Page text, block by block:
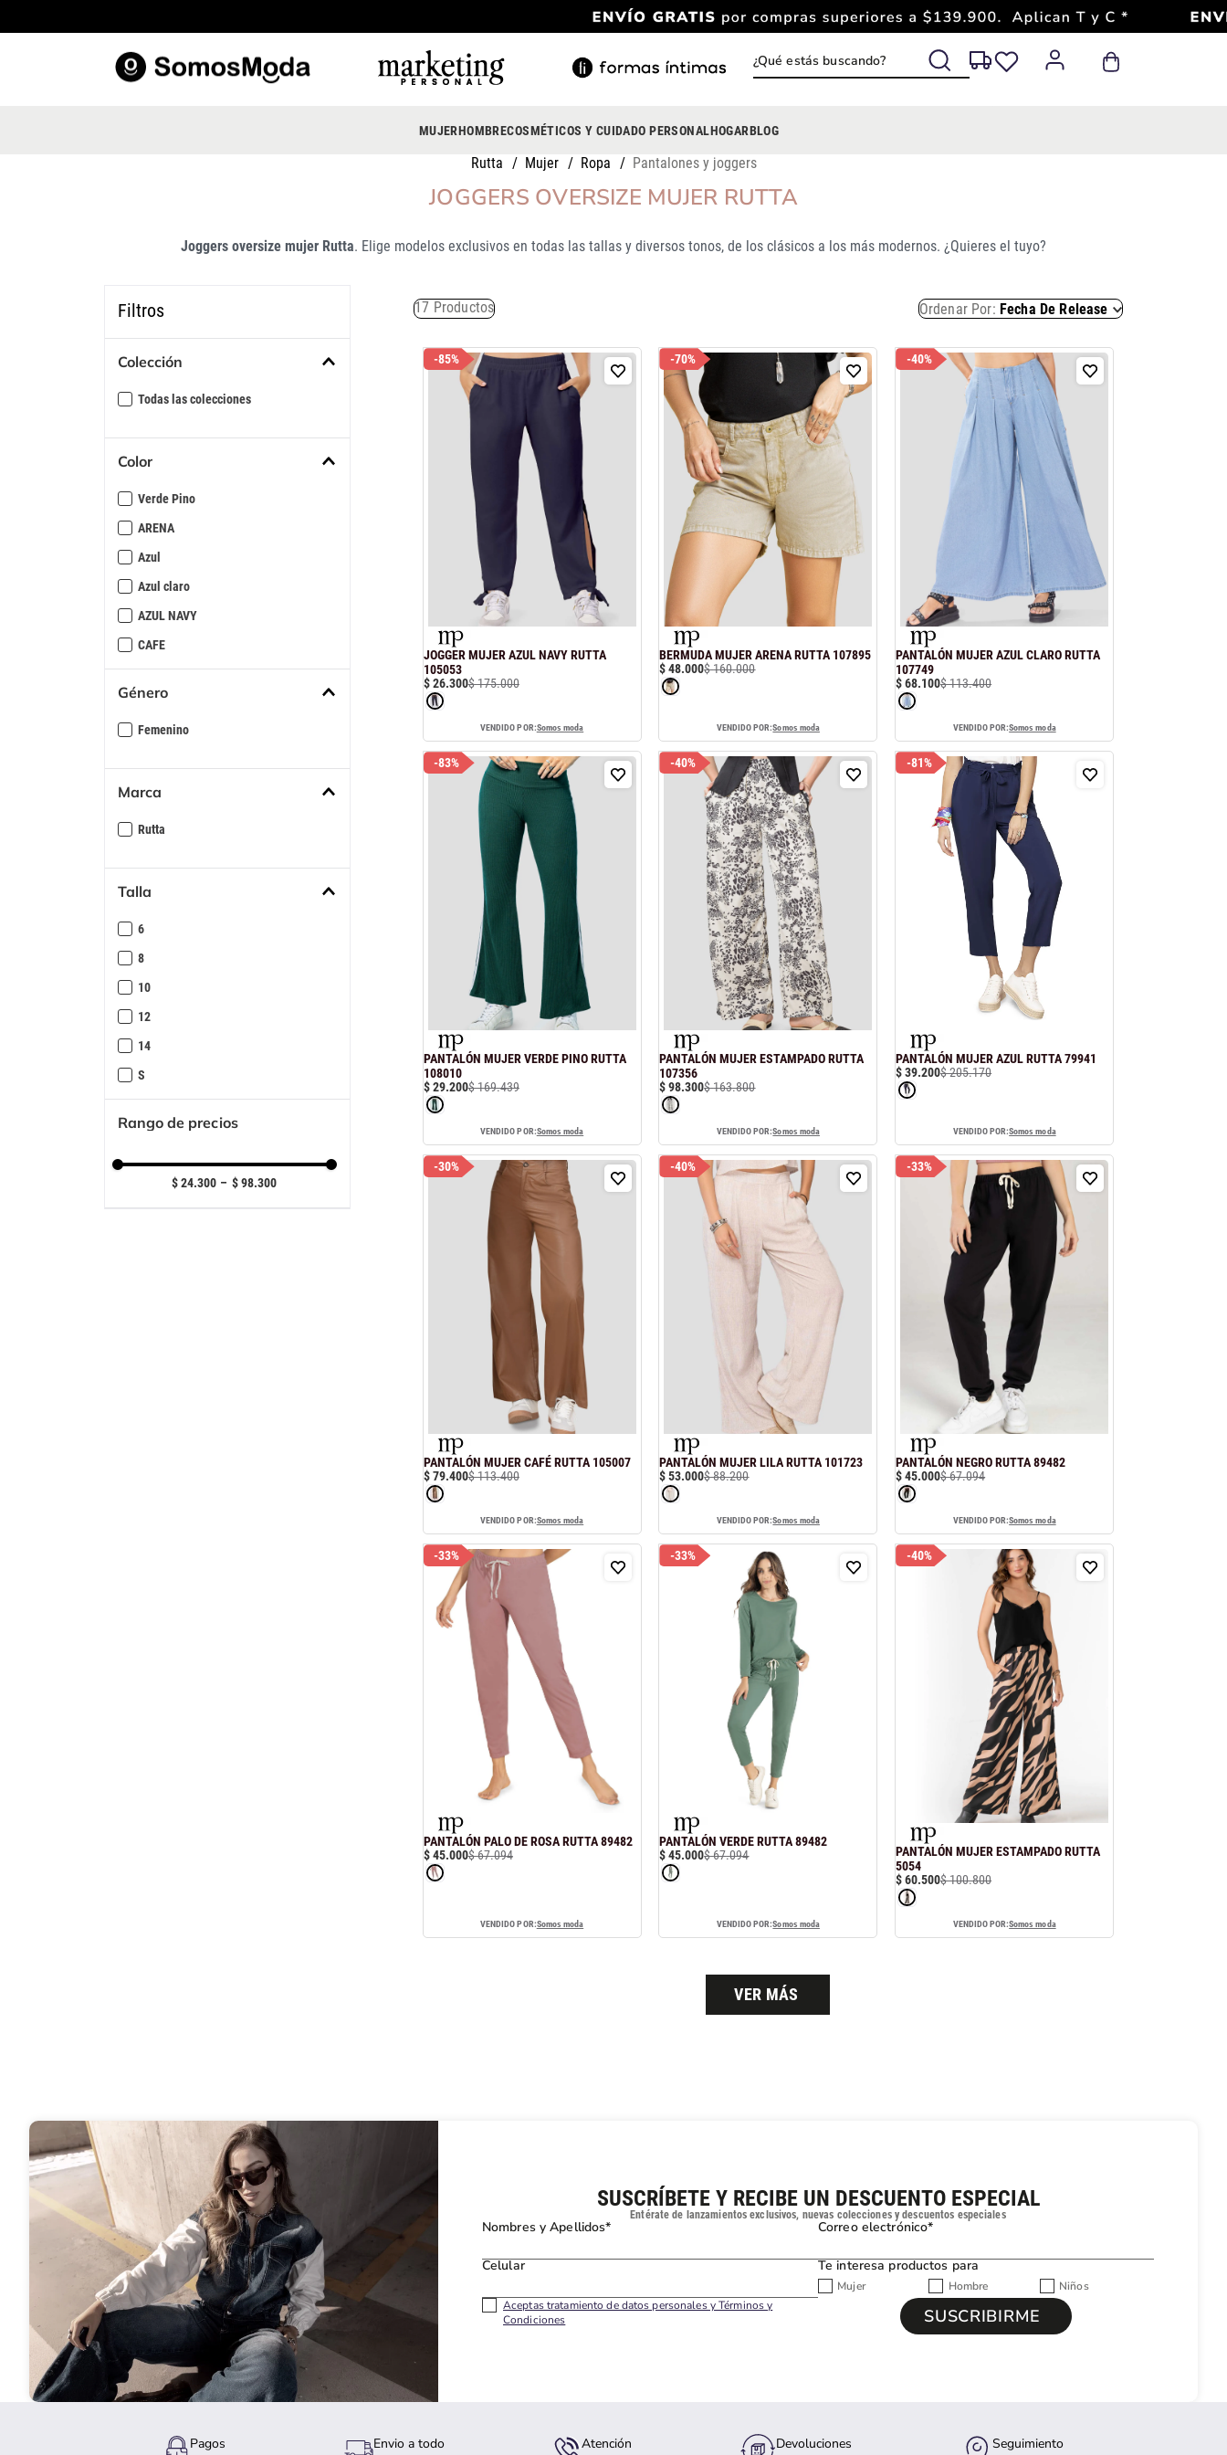
¿Qué estás buscando?
MUJERHOMBRECOSMÉTICOS Y CUIDADO PERSONALHOGARBLOG
Rutta Mujer Ropa Pantalones y joggers
JOGGERS OVERSIZE MUJER RUTTA
Joggers oversize mujer Rutta. Elige modelos exclusivos en todas las tallas y diversos tonos, de los clásicos a los más modernos. ¿Quieres el tuyo?
Filtros
Colección
Todas las colecciones
Color
Verde Pino
ARENA
Azul
Azul claro
AZUL NAVY
CAFE
ESTAMPADO
Lila
Lima
Morazul
Género
Femenino
Marca
Rutta
Talla
6
8
10
12
14
S
M
XL
Rango de precios
$ 24.300 – $ 98.300
17 Productos Ordenar Por Fecha De Release
-85%
JOGGER MUJER AZUL NAVY RUTTA
105053
$ 26.300$175.000
VENDIDO POR:Somos moda
-70%
BERMUDA MUJER ARENA RUTTA 107895
$ 48.000$160.000
VENDIDO POR:Somos moda
-40%
PANTALÓN MUJER AZUL CLARO RUTTA
107749
$68.100$113.400
VENDIDO POR:Somos moda
-83%
PANTALÓN MUJER VERDE PINO RUTTA
108010
$ 29.200$169.439
VENDIDO POR:Somos moda
-40%
PANTALÓN MUJER ESTAMPADO RUTTA
107356
$ 98.300$163.800
VENDIDO POR:Somos moda
-81%
PANTALÓN MUJER AZUL RUTTA 79941
$39.200$205.170
VENDIDO POR:Somos moda
-30%
PANTALÓN MUJER CAFÉ RUTTA 105007
$ 79.400$113.400
VENDIDO POR:Somos moda
-40%
PANTALÓN MUJER LILA RUTTA 101723
$ 53.000$88.200
VENDIDO POR:Somos moda
-33%
PANTALÓN NEGRO RUTTA 89482
$45.000$67.094
VENDIDO POR:Somos moda
-33%
PANTALÓN PALO DE ROSA RUTTA 89482
$ 45.000$67.094
VENDIDO POR:Somos moda
-33%
PANTALÓN VERDE RUTTA 89482
$ 45.000$67.094
VENDIDO POR:Somos moda
-40%
PANTALÓN MUJER ESTAMPADO RUTTA
5054
$60.500$100.800
VENDIDO POR:Somos moda
SUSCRÍBETE Y RECIBE UN DESCUENTO ESPECIAL
Entérate de lanzamientos exclusivos, nuevas colecciones y descuentos especiales
Nombres y Apellidos* Correo electrónico*
Celular Te interesa productos para
Mujer Hombre
Niños
Aceptas tratamiento de datos personales y Términos y
Condiciones
Pagos
Envio a todo
Atención
Devoluciones
Seguimiento
body
brasier
5.
blusas
panties
blusa